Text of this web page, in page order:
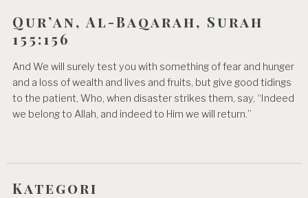
Qur’an, Al-Baqarah, Surah
155:156
And We will surely test you with something of fear and hunger
and a loss of wealth and lives and fruits, but give good tidings
to the patient, Who, when disaster strikes them, say, “Indeed
we belong to Allah, and indeed to Him we will return.”
Kategori